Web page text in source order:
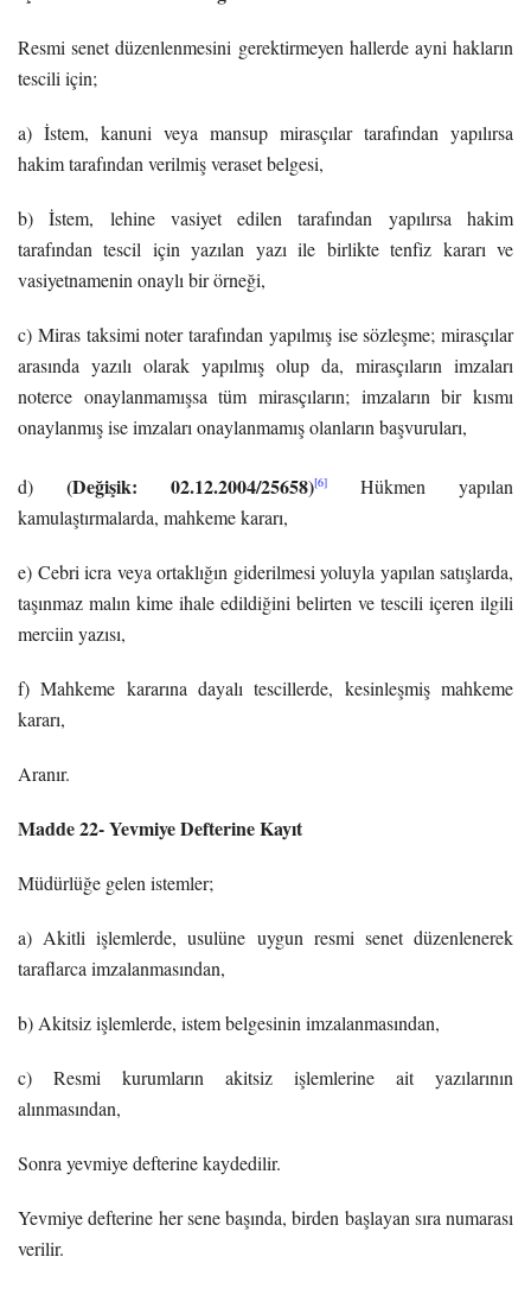
Resmi senet düzenlenmesini gerektirmeyen hallerde ayni hakların
tescili için;
a) İstem, kanuni veya mansup mirasçılar tarafından yapılırsa
hakim tarafından verilmiş veraset belgesi,
b) İstem, lehine vasiyet edilen tarafından yapılırsa hakim
tarafından tescil için yazılan yazı ile birlikte tenfiz kararı ve
vasiyetnamenin onaylı bir örneği,
c) Miras taksimi noter tarafından yapılmış ise sözleşme; mirasçılar
arasında yazılı olarak yapılmış olup da, mirasçıların imzaları
noterce onaylanmamışsa tüm mirasçıların; imzaların bir kısmı
onaylanmış ise imzaları onaylanmamış olanların başvuruları,
d) (Değişik: 02.12.2004/25658)[6]
Hükmen yapılan
kamulaştırmalarda, mahkeme kararı,
e) Cebri icra veya ortaklığın giderilmesi yoluyla yapılan satışlarda,
taşınmaz malın kime ihale edildiğini belirten ve tescili içeren ilgili
merciin yazısı,
f) Mahkeme kararına dayalı tescillerde, kesinleşmiş mahkeme
kararı,
Aranır.
Madde 22- Yevmiye Defterine Kayıt
Müdürlüğe gelen istemler;
a) Akitli işlemlerde, usulüne uygun resmi senet düzenlenerek
taraflarca imzalanmasından,
b) Akitsiz işlemlerde, istem belgesinin imzalanmasından,
c) Resmi kurumların akitsiz işlemlerine ait yazılarının
alınmasından,
Sonra yevmiye defterine kaydedilir.
Yevmiye defterine her sene başında, birden başlayan sıra numarası
verilir.